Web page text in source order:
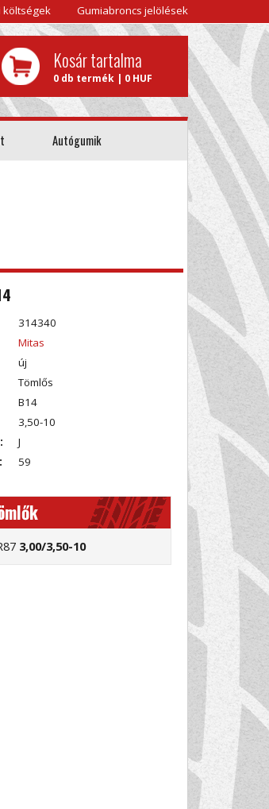
költségek Gumiabroncs jelölések
Kosár tartalma
0 db termék | 0 HUF
Autógumik
314340
Mitas
új
Tömlős
B14
3,50-10
J
59
3,00/3,50-10